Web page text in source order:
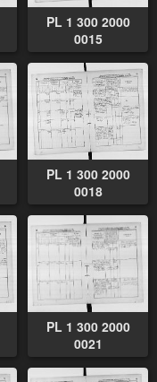
PL 1 300 2000
0015
PL 1 300 2000
0018
PL 1 300 2000
0021